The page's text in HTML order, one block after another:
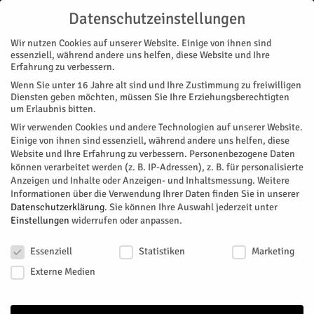
Start
« Alle Veranstaltungen
Diese Veranstaltung hat bereits stattgefunden.
Geistliche Führung durch die
Propsteikirche
Facebook
Datenschutzeinstellungen
Wir nutzen Cookies auf unserer Website. Einige von ihnen sind
essenziell, während andere uns helfen, diese Website und Ihre
Erfahrung zu verbessern.
Wenn Sie unter 16 Jahre alt sind und Ihre Zustimmung zu freiwilligen
Diensten geben möchten, müssen Sie Ihre Erziehungsberechtigten
um Erlaubnis bitten.
Wir verwenden Cookies und andere Technologien auf unserer Website.
Einige von ihnen sind essenziell, während andere uns helfen, diese
Website und Ihre Erfahrung zu verbessern. Personenbezogene Daten
können verarbeitet werden (z. B. IP-Adressen), z. B. für personalisierte
Anzeigen und Inhalte oder Anzeigen- und Inhaltsmessung. Weitere
Informationen über die Verwendung Ihrer Daten finden Sie in unserer
Datenschutzerklärung. Sie können Ihre Auswahl jederzeit unter
Einstellungen widerrufen oder anpassen.
Essenziell
Statistiken
Marketing
Externe Medien